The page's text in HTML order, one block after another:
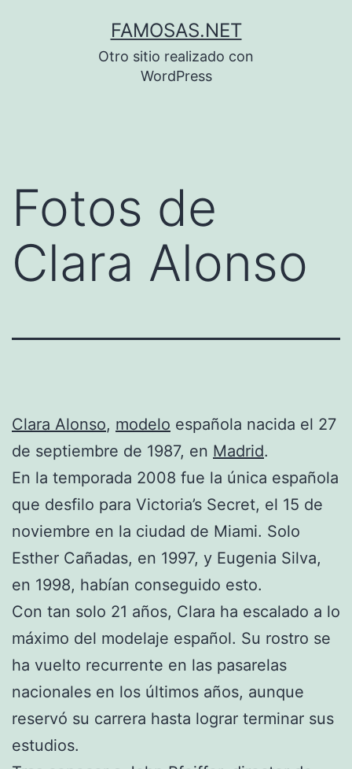
FAMOSAS.NET
Otro sitio realizado con
WordPress
Fotos de
Clara Alonso
Clara Alonso, modelo española nacida el 27
de septiembre de 1987, en Madrid.
En la temporada 2008 fue la única española
que desfilo para Victoria’s Secret, el 15 de
noviembre en la ciudad de Miami. Solo
Esther Cañadas, en 1997, y Eugenia Silva,
en 1998, habían conseguido esto.
Con tan solo 21 años, Clara ha escalado a lo
máximo del modelaje español. Su rostro se
ha vuelto recurrente en las pasarelas
nacionales en los últimos años, aunque
reservó su carrera hasta lograr terminar sus
estudios.